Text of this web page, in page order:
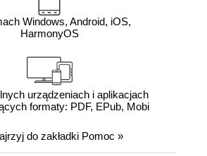
Windows, Android, iOS,
HarmonyOS
urządzeniach i aplikacjach
formaty: PDF, EPub, Mobi
do zakładki Pomoc »